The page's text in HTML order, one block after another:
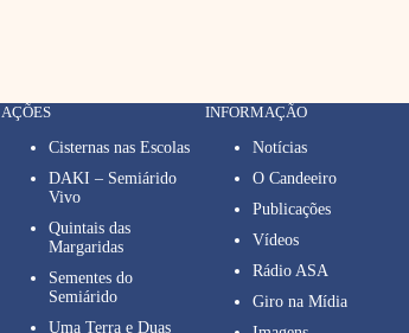
AÇÕES
Cisternas nas Escolas
DAKI – Semiárido
Vivo
Quintais das
Margaridas
Sementes do
Semiárido
Uma Terra e Duas
INFORMAÇÃO
Notícias
O Candeeiro
Publicações
Vídeos
Rádio ASA
Giro na Mídia